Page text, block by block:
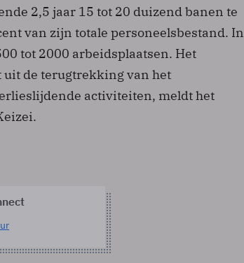
2,5 jaar 15 tot 20 duizend banen te
van zijn totale personeelsbestand. In
tot 2000 arbeidsplaatsen. Het
de terugtrekking van het
activiteiten, meldt het